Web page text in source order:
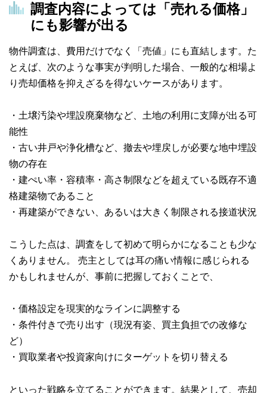
調査内容によっては「売れる価格」
にも影響が出る
物件調査は、費用だけでなく「売値」にも直結します。た
とえば、次のような事実が判明した場合、一般的な相場よ
り売却価格を抑えざるを得ないケースがあります。
・土壌汚染や埋設廃棄物など、土地の利用に支障が出る可
能性
・古い井戸や浄化槽など、撤去や埋戻しが必要な地中埋設
物の存在
・建ぺい率・容積率・高さ制限などを超えている既存不適
格建築物であること
・再建築ができない、あるいは大きく制限される接道状況
こうした点は、調査をして初めて明らかになることも少な
くありません。 売主としては耳の痛い情報に感じられる
かもしれませんが、事前に把握しておくことで、
・価格設定を現実的なラインに調整する
・条件付きで売り出す（現況有姿、買主負担での改修な
ど）
・買取業者や投資家向けにターゲットを切り替える
といった戦略を立てることができます。結果として、売却